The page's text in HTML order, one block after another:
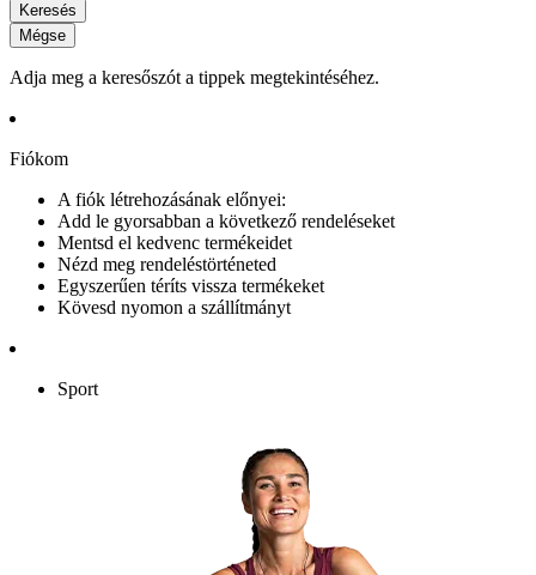
Keresés
Mégse
Adja meg a keresőszót a tippek megtekintéséhez.
Fiókom
A fiók létrehozásának előnyei:
Add le gyorsabban a következő rendeléseket
Mentsd el kedvenc termékeidet
Nézd meg rendeléstörténeted
Egyszerűen téríts vissza termékeket
Kövesd nyomon a szállítmányt
Sport